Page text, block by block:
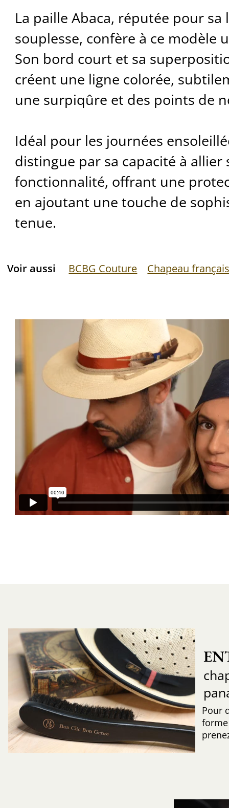
La paille Abaca, réputée pour sa
souplesse, confère à ce modèle
Son bord court et sa
créent une ligne colorée,
une surpiqûre et des points de
Idéal pour les journées
distingue par sa capacité à allier
fonctionnalité, offrant une
en ajoutant une touche de
tenue.
Voir aussi BCBG Couture Chapeau
Pour